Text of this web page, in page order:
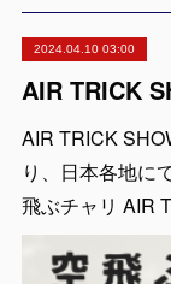
2024.04.10 03:00
AIR TRICK
り、日本各地に
飛ぶチャリ AIR